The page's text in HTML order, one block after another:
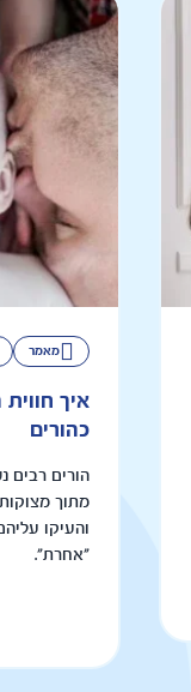
מאמר
איך
כהורים
הורים רבים
מתוך מצוקות
והעיקו
"אחרת".